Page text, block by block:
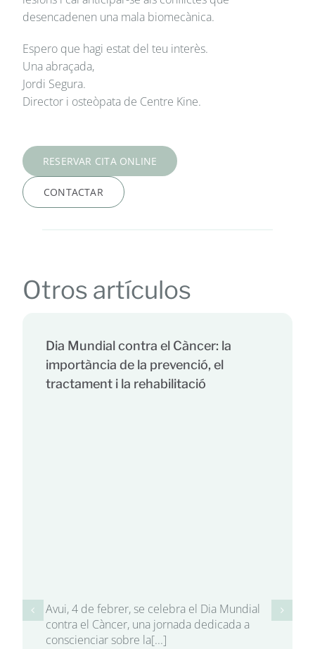
desencadenen una mala biomecànica.
Espero que hagi estat del teu interès.
Una abraçada,
Jordi Segura.
Director i osteòpata de Centre Kine.
RESERVAR CITA ONLINE
CONTACTAR
Otros artículos
Dia Mundial contra el Càncer: la
importància de la prevenció, el
tractament i la rehabilitació
Avui, 4 de febrer, se celebra el Dia Mundial
contra el Càncer, una jornada dedicada a
conscienciar sobre la[...]